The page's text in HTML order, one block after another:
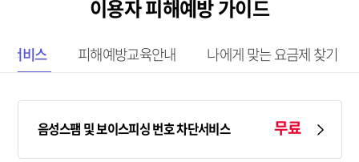
이용자 피해예방 가이드
서비스 피해예방교육안내 나에게 맞는 요금제 찾기
음성스팸 및 보이스피싱 번호 차단서비스 무료